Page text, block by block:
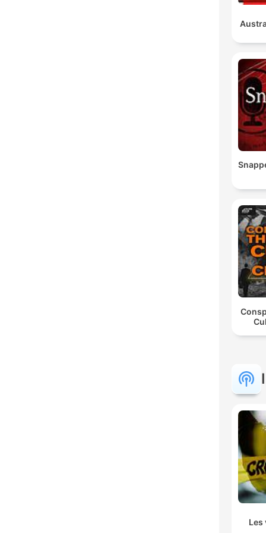
Les